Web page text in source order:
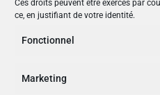
Ces droits peuvent être exercés par
ce, en justifiant de votre identité.
Fonctionnel
Marketing
Le Cyber Women Day (10)
Les femmes dans la cyber (19)
Les publications du Cefcys (7)
Sensibilisation (1)